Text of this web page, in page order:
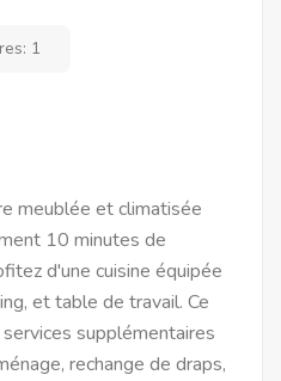
1
meublée et climatisée
10 minutes de
d'une cuisine équipée
et table de travail. Ce
supplémentaires
rechange de draps,